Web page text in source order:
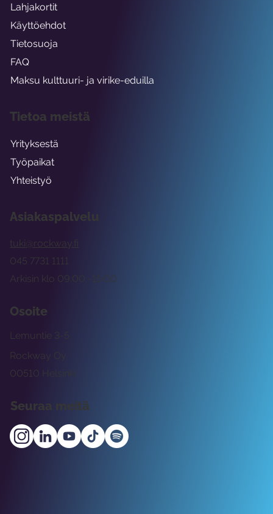
Asiakaspalvelu
tuki@rockway.fi
Arkisin klo 09:00 -15:00
045 7731 1111
Osoite
Rockway Oy
Lemuntie 3-5
00510 Helsinki
Seuraa meitä
Lahjakortit
Käyttöehdot
Tietosuoja
FAQ
Maksu kulttuuri- ja virike-eduilla
Tietoa meistä
Yrityksestä
Työpaikat
Yhteistyö